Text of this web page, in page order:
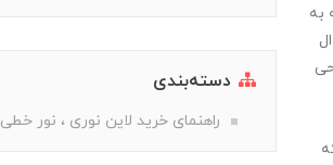
به
دسته‌بندی
راهنمای خرید‌ لاین نوری ، نور خطی